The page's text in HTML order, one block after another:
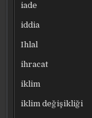
iade
iddia
Ihlal
ihracat
iklim
iklim değişikliği